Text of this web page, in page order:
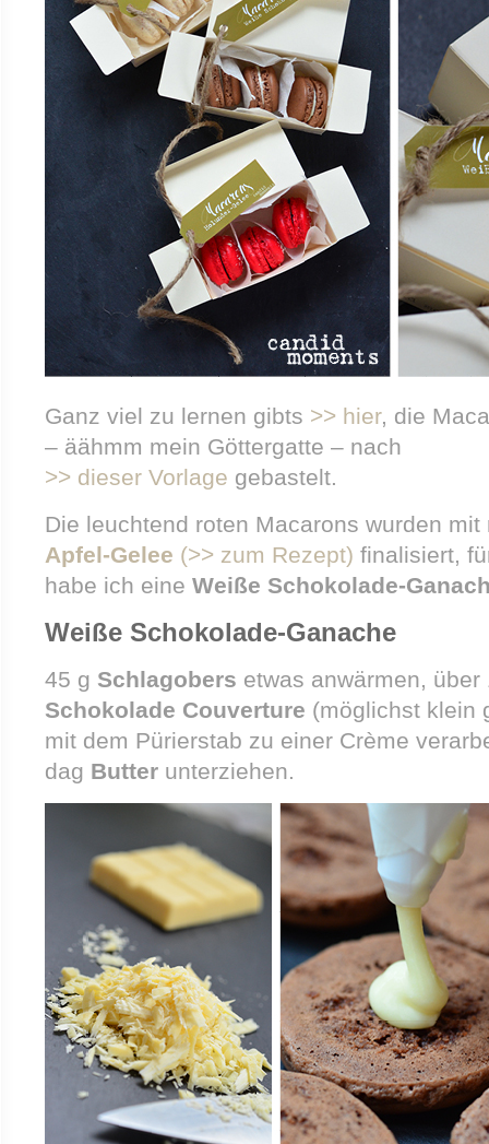
Ganz viel zu lernen gibts >> hier, die
– äähmm mein Göttergatte – nach
>> dieser Vorlage gebastelt.
Die leuchtend roten Macarons wurden
Apfel-Gelee (>> zum Rezept) finalisiert,
habe ich eine Weiße Schokolade-
Weiße Schokolade-Ganache
45 g Schlagobers etwas anwärmen,
Schokolade Couverture (möglichst klein
mit dem Pürierstab zu einer Crème
dag Butter unterziehen.